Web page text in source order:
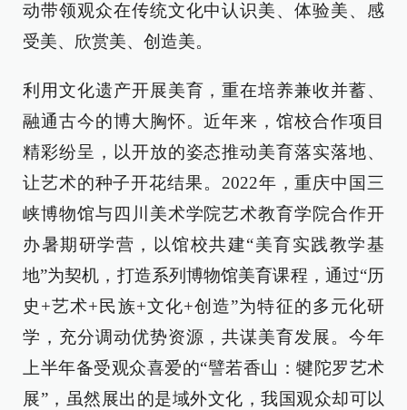
动带领观众在传统文化中认识美、体验美、感
受美、欣赏美、创造美。
利用文化遗产开展美育，重在培养兼收并蓄、
融通古今的博大胸怀。近年来，馆校合作项目
精彩纷呈，以开放的姿态推动美育落实落地、
让艺术的种子开花结果。2022年，重庆中国三
峡博物馆与四川美术学院艺术教育学院合作开
办暑期研学营，以馆校共建“美育实践教学基
地”为契机，打造系列博物馆美育课程，通过“历
史+艺术+民族+文化+创造”为特征的多元化研
学，充分调动优势资源，共谋美育发展。今年
上半年备受观众喜爱的“譬若香山：犍陀罗艺术
展”，虽然展出的是域外文化，我国观众却可以